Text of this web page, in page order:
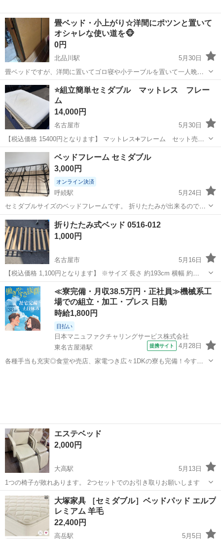
畳ベッド・小上がり☆洋間にポツンと置いて
オシャレな使い道を🐵
0円
北品川駅
5月30日
畳ベッドですが、洋間に置いてゴロ寝や小テーブルを置いて一人晩酌
は如何でしょうか？☺️
愛知 名古屋市 北品川駅 ベッド
⭐️組立簡単セミダブル マットレス フレー
ム
14,000円
名古屋市
5月30日
【税込価格 15400円となります】 マットレス➕フレーム セット売り
【税込15400円】 マットレスのみ 【税込7700円】 フレームのみ
【税込7700円】 リユース家電- ̗̀ 𖤐家具はグラシアスにGO✰*。 動...
愛知 名古屋市 ベッド
ベッドフレーム セミダブル
3,000円
オンライン決済
呼続駅
5月24日
セミダブルサイズのベッドフレームです。 折りたたみが出来るので楽
に持ち運べます。
愛知 名古屋市 呼続駅
折りたたみ式ベッド 0516-012
1,000円
名古屋市
5月16日
【税込価格 1,100円となります】 ※サイズ 長さ 約193cm 横幅 約
80cm ※長期保管品により全体的にホコリによる汚れが見られます。
リユース家電- ̗̀ 𖤐家具はグラシアスにGO✰*。 写真に写る物のみ。...
愛知 名古屋市 ベッド 店舗
≪寮完備・月収38.5万円・正社員≫機械系工
場での組立・加工・プレス 日勤
時給1,800円
日払い
日本マニュファクチャリングサービス株式会社
東名古屋港駅
提携サイト 4月28日
各種手当も充実◎食堂や売店、家電つき広々1DKの寮も完備！今すぐ
エステベッド
2,000円
大高駅
5月13日
1つの椅子が敗れあります。 2つセットでのお引き取りお願いします
愛知 名古屋市 大高駅 ベッド
大塚家具 ［セミダブル］ベッドパッド エルプ
レミアム 羊毛
22,400円
高岳駅 5月5日